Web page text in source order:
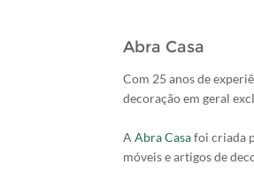
Abra Casa
Com 25 anos de
decoração em geral
A Abra Casafoi criada
móveis e artigos de